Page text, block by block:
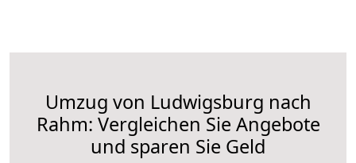
Umzug von Ludwigsburg nach
Rahm: Vergleichen Sie Angebote
und sparen Sie Geld